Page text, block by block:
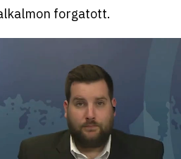
forgatott.